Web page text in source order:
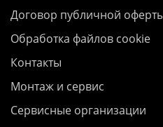
Договор публичной
Обработка файлов cookie
Контакты
Монтаж и сервис
Сервисные организации